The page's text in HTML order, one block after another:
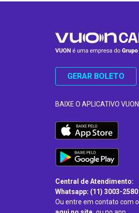
GERAR BOLETO
BAIXE O APLICATIVO VUON
Central de Atendimento:
Whatsapp: (11) 3003-2580
Ou entre em contato com o